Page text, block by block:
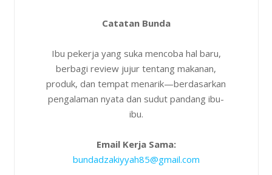
Catatan Bunda
Ibu pekerja yang suka mencoba hal baru,
berbagi review jujur tentang makanan,
produk, dan tempat menarik—berdasarkan
pengalaman nyata dan sudut pandang ibu-
ibu.
Email Kerja Sama:
bundadzakiyyah85@gmail.com